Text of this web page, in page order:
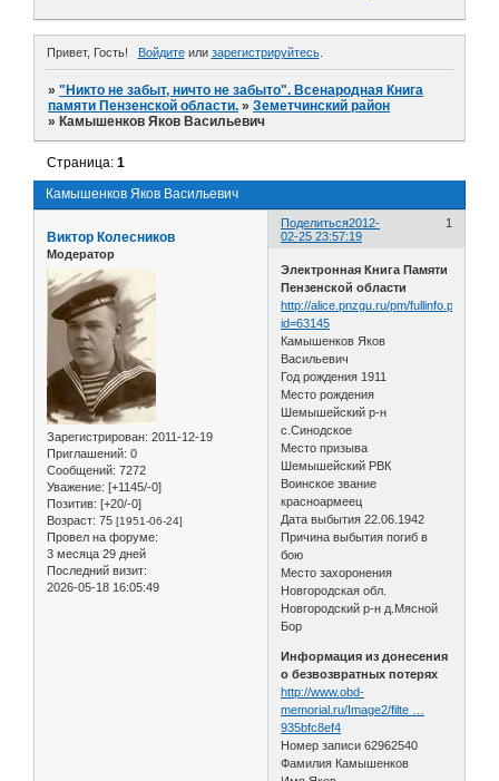
Привет, Гость! Войдитеили зарегистрируйтесь.
»"Никто не забыт, ничто не забыто". Всенародная Книга
памяти Пензенской области. »Земетчинский район
» Камышенков Яков Васильевич
Камышенков Яков Васильевич
Страница:1
Поделиться 1
2012-
02-25 23:57:19
Виктор Колесников
Модератор
Зарегистрирован: 2011-12-19
Приглашений: 0
Сообщений: 7272
Уважение: [+1145/-0]
Позитив: [+20/-0]
Возраст: 75 [1951-06-24]
Провел на форуме:
3 месяца 29 дней
Последний визит:
2026-05-18 16:05:49
Электронная Книга Памяти
Пензенской области
http://alice.pnzgu.ru/pm/fullinfo.php?
id=63145
Камышенков Яков
Васильевич
Год рождения 1911
Место рождения
Шемышейский р-н
с.Синодское
Место призыва
Шемышейский РВК
Воинское звание
красноармеец
Дата выбытия 22.06.1942
Причина выбытия погиб в
бою
Место захоронения
Новгородская обл.
Новгородский р-н д.Мясной
Бор
Информация из донесения
о безвозвратных потерях
http://www.obd-
memorial.ru/Image2/filte …
935bfc8ef4
Номер записи 62962540
Фамилия Камышенков